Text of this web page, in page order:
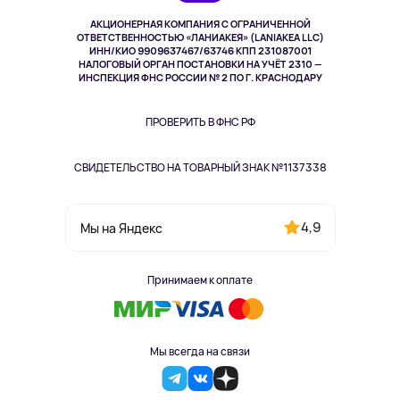
АКЦИОНЕРНАЯ КОМПАНИЯ С ОГРАНИЧЕННОЙ
ОТВЕТСТВЕННОСТЬЮ «ЛАНИАКЕЯ» (LANIAKEA LLC)
ИНН/КИО 9909637467/63746 КПП 231087001
НАЛОГОВЫЙ ОРГАН ПОСТАНОВКИ НА УЧЁТ 2310 —
ИНСПЕКЦИЯ ФНС РОССИИ № 2 ПО Г. КРАСНОДАРУ
ПРОВЕРИТЬ В ФНС РФ
СВИДЕТЕЛЬСТВО НА ТОВАРНЫЙ ЗНАК №1137338
Мы на Яндекс 4,9
Принимаем к оплате
Мы всегда на связи
Здоровье питомцев
Одежда и аксессуары